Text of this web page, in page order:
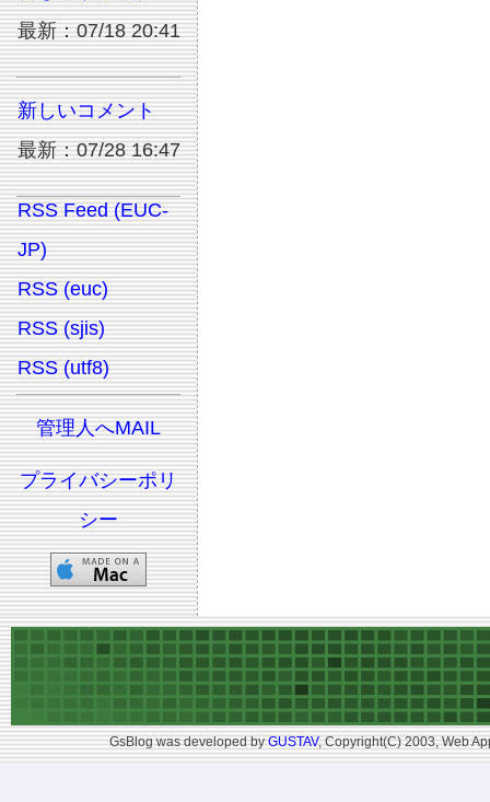
最新：07/18 20:41
新しいコメント
最新：07/28 16:47
RSS Feed (EUC-
JP)
RSS (euc)
RSS (sjis)
RSS (utf8)
管理人へMAIL
プライバシーポリ
シー
GsBlog was developed byGUSTAV, Copyright(C) 2003, Web